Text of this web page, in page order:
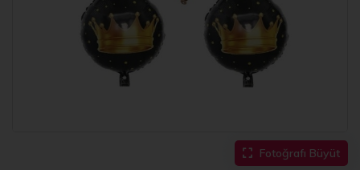
Fotoğrafı Büyüt